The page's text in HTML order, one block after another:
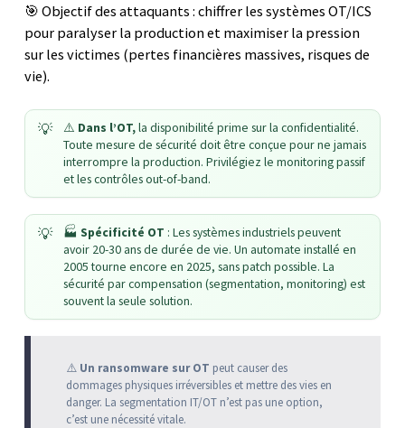
🎯 Objectif des attaquants : chiffrer les systèmes OT/ICS
pour paralyser la production et maximiser la pression
sur les victimes (pertes financières massives, risques de
vie).
⚠️ Dans l’OT,la disponibilité prime sur la confidentialité.
Toute mesure de sécurité doit être conçue pour ne jamais
interrompre la production. Privilégiez le monitoring passif
et les contrôles out-of-band.
🏭Spécificité OT : Les systèmes industriels peuvent
avoir 20-30 ans de durée de vie. Un automate installé en
2005 tourne encore en 2025, sans patch possible. La
sécurité par compensation (segmentation, monitoring) est
souvent la seule solution.
⚠️ Un ransomware sur OT peut causer des
dommages physiques irréversibles et mettre des vies en
danger. La segmentation IT/OT n’est pas une option,
c’est une nécessité vitale.